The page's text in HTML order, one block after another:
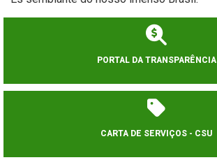
PORTAL DA TRANSPARÊNCIA
CARTA DE SERVIÇOS - CSU